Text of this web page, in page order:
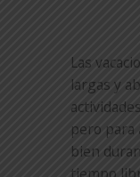
Las
largas y
pero para
bien